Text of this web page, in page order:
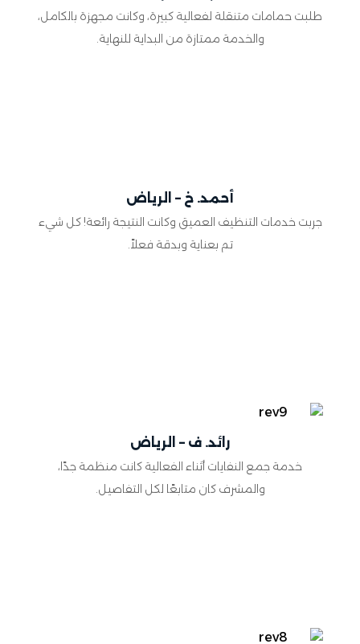
طلبت حمامات متنقلة لفعالية كبيرة، وكانت مجهزة بالكامل،
والخدمة ممتازة من البداية للنهاية.
أحمد. خ – الرياض
جربت خدمات التنظيف العميق وكانت النتيجة رائعة! كل شيء
تم بعناية وبدقة فعلاً.
رائد. ف – الرياض
خدمة جمع النفايات أثناء الفعالية كانت منظمة جدًا،
والمشرف كان متابعًا لكل التفاصيل.